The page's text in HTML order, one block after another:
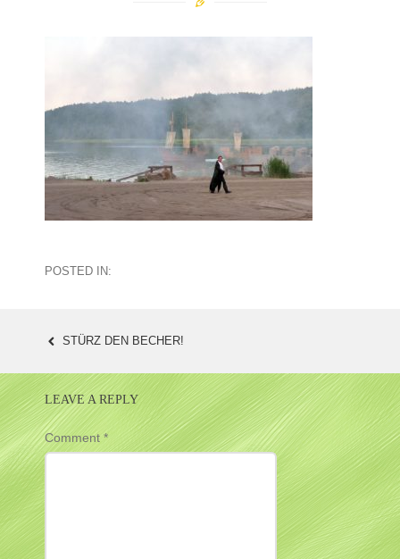
POSTED IN:
POST
NAVIGATION
STÜRZ DEN BECHER!
LEAVE A REPLY
Comment *